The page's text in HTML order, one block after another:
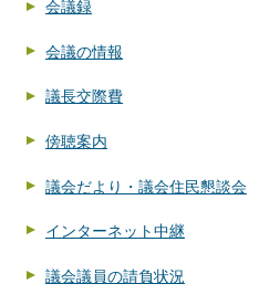
会議録
会議の情報
議長交際費
傍聴案内
議会だより・議会住民懇談会
インターネット中継
議会議員の請負状況